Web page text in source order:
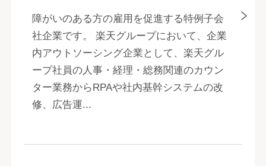
障がいのある方の雇用を促進する特例子会
社企業です。 楽天グループにおいて、企業
内アウトソーシング企業として、楽天グル
ープ社員の人事・経理・総務関連のカウン
ター業務からRPAや社内基幹システムの改
修、広告運...